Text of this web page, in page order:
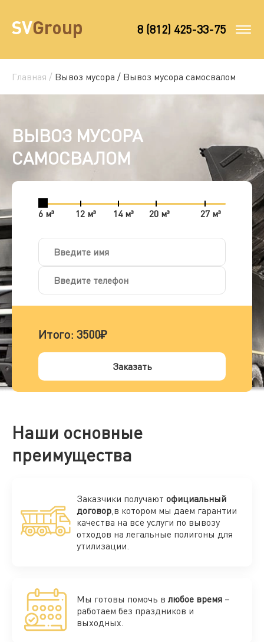
8 (812) 425-33-75
Главная / Вывоз мусора / Вывоз мусора самосвалом
ВЫВОЗ МУСОРА
САМОСВАЛОМ
6 м³ 12 м³ 14 м³ 20 м³ 27 м³
Итого: 3500₽
Заказать
Наши основные
преимущества
Заказчики получают официальный
договор,в котором мы даем гарантии
качества на все услуги по вывозу
отходов на легальные полигоны для
утилизации.
Мы готовы помочь в любое время –
работаем без праздников и
выходных.